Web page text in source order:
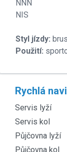
NNN
NIS
Styl jízdy:
Použití:
Rychlá
Servis lyží
Servis kol
Půjčovna lyží
Půjčovna kol